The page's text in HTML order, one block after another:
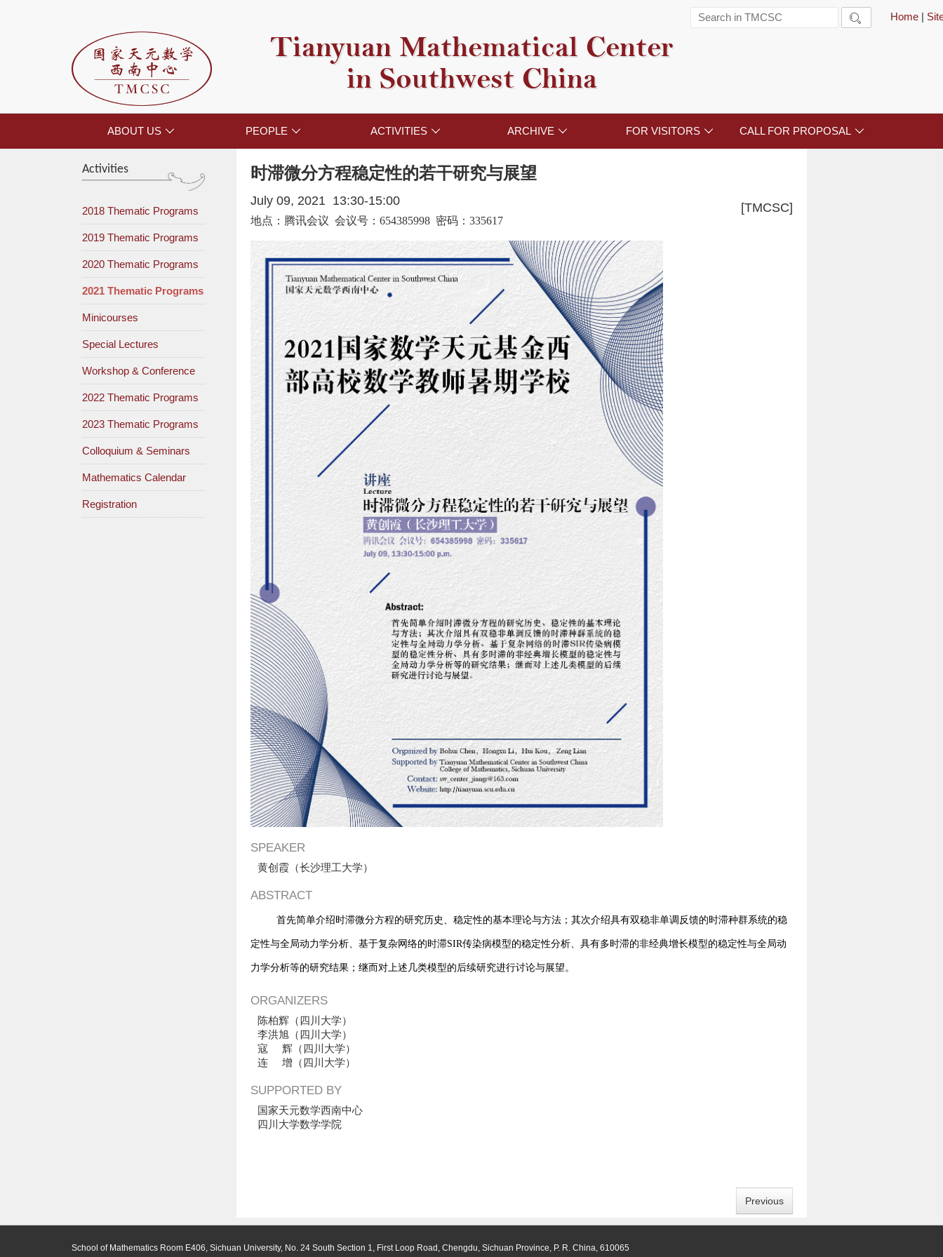
Home |

Tianyuan Mathematical Center
in Southwest China
ABOUT US  PEOPLE  ACTIVITIES  ARCHIVE  FOR VISITORS  CALL FOR PROPOSAL 
Activities
2018 Thematic Programs
2019 Thematic Programs
2020 Thematic Programs
2021 Thematic Programs
Minicourses
Special Lectures
Workshop & Conference
2022 Thematic Programs
2023 Thematic Programs
Colloquium & Seminars
Mathematics Calendar
Registration
时滞微分方程稳定性的若干研究与展望
[TMCSC]
July 09, 2021 13:30-15:00
地点：腾讯会议 会议号：654385998 密码：335617
SPEAKER
黄创霞（长沙理工大学）
ABSTRACT
首先简单介绍时滞微分方程的研究历史、稳定性的基本理论与方法；其次介绍具有双稳非单调反馈的时滞种群系统的稳
定性与全局动力学分析、基于复杂网络的时滞SIR传染病模型的稳定性分析、具有多时滞的非经典增长模型的稳定性与全局动
力学分析等的研究结果；继而对上述几类模型的后续研究进行讨论与展望。
ORGANIZERS
陈柏辉（四川大学）
李洪旭（四川大学）
寇 辉（四川大学）
连 增（四川大学）
SUPPORTED BY
国家天元数学西南中心
四川大学数学学院
Previous
School of Mathematics Room E406, Sichuan University, No. 24 South Section 1, First Loop Road, Chengdu, Sichuan Province, P. R. China, 610065